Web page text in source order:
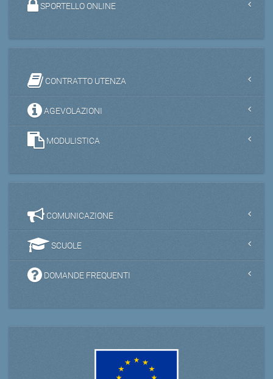
SPORTELLO ONLINE
CONTRATTO UTENZA
AGEVOLAZIONI
MODULISTICA
COMUNICAZIONE
SCUOLE
DOMANDE FREQUENTI